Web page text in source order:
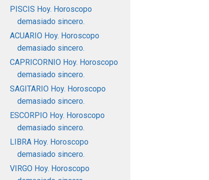
PISCIS Hoy. Horoscopo
demasiado sincero.
ACUARIO Hoy. Horoscopo
demasiado sincero.
CAPRICORNIO Hoy. Horoscopo
demasiado sincero.
SAGITARIO Hoy. Horoscopo
demasiado sincero.
ESCORPIO Hoy. Horoscopo
demasiado sincero.
LIBRA Hoy. Horoscopo
demasiado sincero.
VIRGO Hoy. Horoscopo